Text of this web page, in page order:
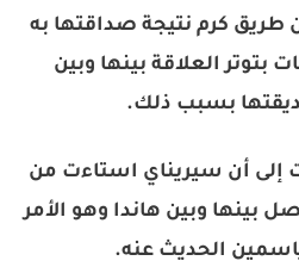
طريق كرم نتيجة صداقتها به
بتوتر العلاقة بينها وبين
بسبب ذلك.
إلى أن سيريناي استاءت من
بينها وبين هاندا وهو الأمر
الحديث عنه.